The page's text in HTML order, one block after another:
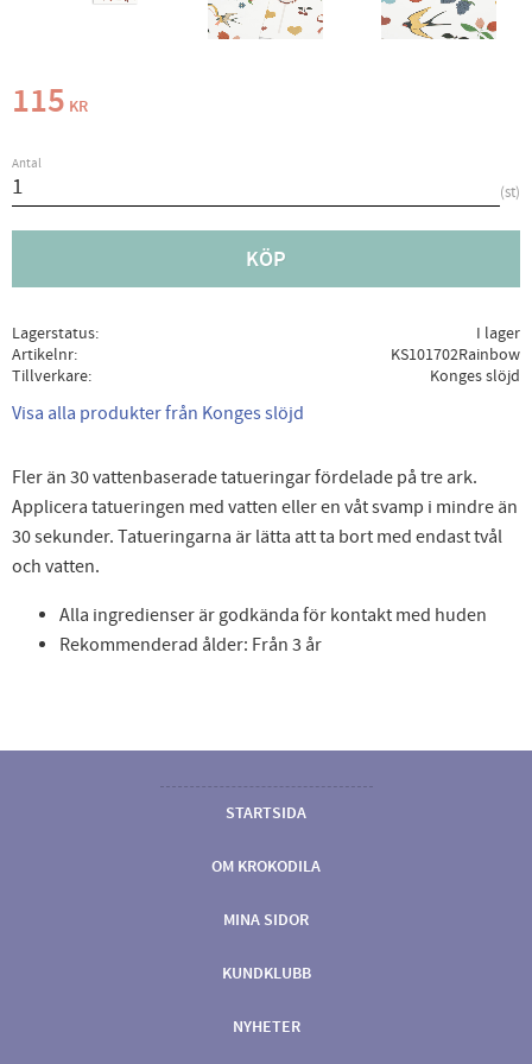
115 KR
Antal
st
KÖP
Lagerstatus
I lager
Artikelnr
KS101702Rainbow
Tillverkare
Konges slöjd
Visa alla produkter från Konges slöjd
Fler än 30 vattenbaserade tatueringar fördelade på tre ark.
Applicera tatueringen med vatten eller en våt svamp i mindre än
30 sekunder. Tatueringarna är lätta att ta bort med endast tvål
och vatten.
Alla ingredienser är godkända för kontakt med huden
Rekommenderad ålder: Från 3 år
STARTSIDA
OM KROKODILA
MINA SIDOR
KUNDKLUBB
NYHETER